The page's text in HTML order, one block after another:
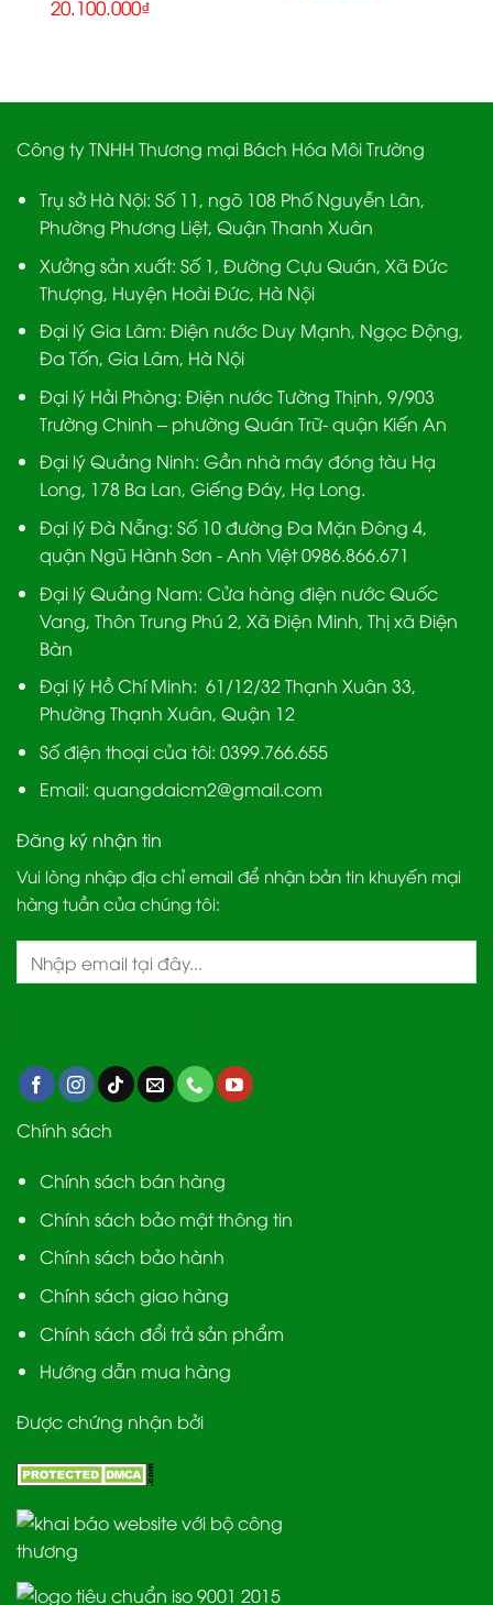
out of 5
20.100.000₫
Công ty TNHH Thương mại Bách Hóa Môi Trường
Trụ sở Hà Nội: Số 11, ngõ 108 Phố Nguyễn Lân,
Phường Phương Liệt, Quận Thanh Xuân
Xưởng sản xuất: Số 1, Đường Cựu Quán, Xã Đức
Thượng, Huyện Hoài Đức, Hà Nội
Đại lý Gia Lâm: Điện nước Duy Mạnh, Ngọc Động,
Đa Tốn, Gia Lâm, Hà Nội
Đại lý Hải Phòng: Điện nước Tường Thịnh, 9/903
Trường Chinh – phường Quán Trữ- quận Kiến An
Đại lý Quảng Ninh: Gần nhà máy đóng tàu Hạ
Long, 178 Ba Lan, Giếng Đáy, Hạ Long.
Đại lý Đà Nẵng: Số 10 đường Đa Mặn Đông 4,
quận Ngũ Hành Sơn - Anh Việt 0986.866.671
Đại lý Quảng Nam: Cửa hàng điện nước Quốc
Vang, Thôn Trung Phú 2, Xã Điện Minh, Thị xã Điện
Bàn
Đại lý Hồ Chí Minh: 61/12/32 Thạnh Xuân 33,
Phường Thạnh Xuân, Quận 12
Số điện thoại của tôi: 0399.766.655
Email: quangdaicm2@gmail.com
Đăng ký nhận tin
Vui lòng nhập địa chỉ email để nhận bản tin khuyến mại
hàng tuần của chúng tôi:
Chính sách
Chính sách bán hàng
Chính sách bảo mật thông tin
Chính sách bảo hành
Chính sách giao hàng
Chính sách đổi trả sản phẩm
Hướng dẫn mua hàng
Được chứng nhận bởi